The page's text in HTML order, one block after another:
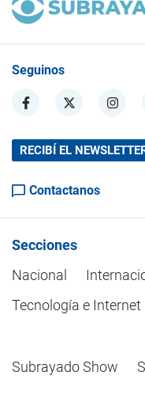
Seguinos
RECIBÍ EL
Contactanos
Secciones
Nacional
Tecnología e Internet
Subrayado Show